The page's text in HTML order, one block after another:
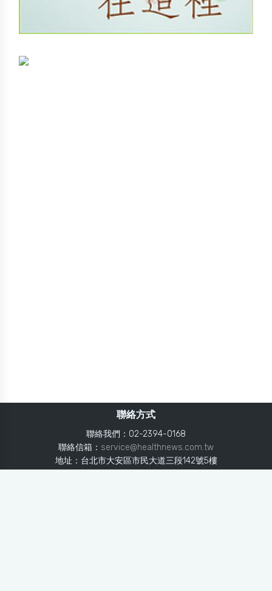
聯絡方式
聯絡我們：02-2394-0168
聯絡信箱： service@healthnews.com.tw
地址：台北市大安區市民大道三段142號5樓